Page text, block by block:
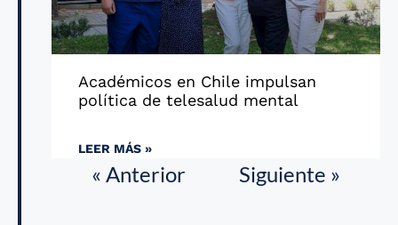
Académicos en Chile impulsan
política de telesalud mental
LEER MÁS »
« Anterior Siguiente »